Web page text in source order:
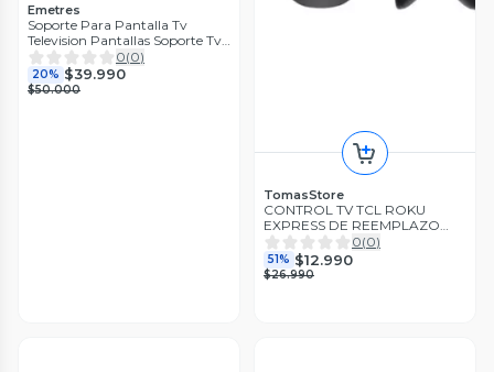
Emetres
Soporte Para Pantalla Tv
Television Pantallas Soporte Tv
Pared 50 55 65 75 85 Pulgadas
0(0)
20% $39.990
$50.000
TomasStore
CONTROL TV TCL ROKU
EXPRESS DE REEMPLAZO
9663
0(0)
51% $12.990
$26.990